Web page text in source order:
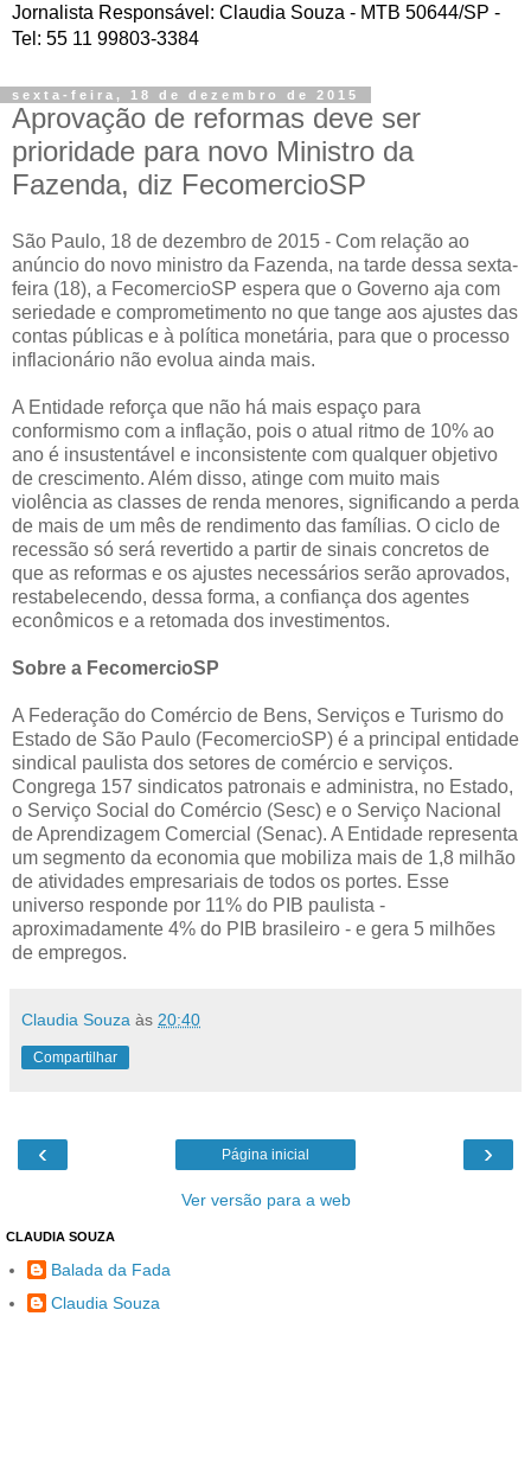
Jornalista Responsável: Claudia Souza - MTB 50644/SP -
Tel: 55 11 99803-3384
sexta-feira, 18 de dezembro de 2015
Aprovação de reformas deve ser
prioridade para novo Ministro da
Fazenda, diz FecomercioSP
São Paulo, 18 de dezembro de 2015 - Com relação ao
anúncio do novo ministro da Fazenda, na tarde dessa sexta-
feira (18), a FecomercioSP espera que o Governo aja com
seriedade e comprometimento no que tange aos ajustes das
contas públicas e à política monetária, para que o processo
inflacionário não evolua ainda mais.
A Entidade reforça que não há mais espaço para
conformismo com a inflação, pois o atual ritmo de 10% ao
ano é insustentável e inconsistente com qualquer objetivo
de crescimento. Além disso, atinge com muito mais
violência as classes de renda menores, significando a perda
de mais de um mês de rendimento das famílias. O ciclo de
recessão só será revertido a partir de sinais concretos de
que as reformas e os ajustes necessários serão aprovados,
restabelecendo, dessa forma, a confiança dos agentes
econômicos e a retomada dos investimentos.
Sobre a FecomercioSP
A Federação do Comércio de Bens, Serviços e Turismo do
Estado de São Paulo (FecomercioSP) é a principal entidade
sindical paulista dos setores de comércio e serviços.
Congrega 157 sindicatos patronais e administra, no Estado,
o Serviço Social do Comércio (Sesc) e o Serviço Nacional
de Aprendizagem Comercial (Senac). A Entidade representa
um segmento da economia que mobiliza mais de 1,8 milhão
de atividades empresariais de todos os portes. Esse
universo responde por 11% do PIB paulista -
aproximadamente 4% do PIB brasileiro - e gera 5 milhões
de empregos.
Claudia Souza às 20:40
Compartilhar
‹ ›
Página inicial
Ver versão para a web
CLAUDIA SOUZA
Balada da Fada
Claudia Souza